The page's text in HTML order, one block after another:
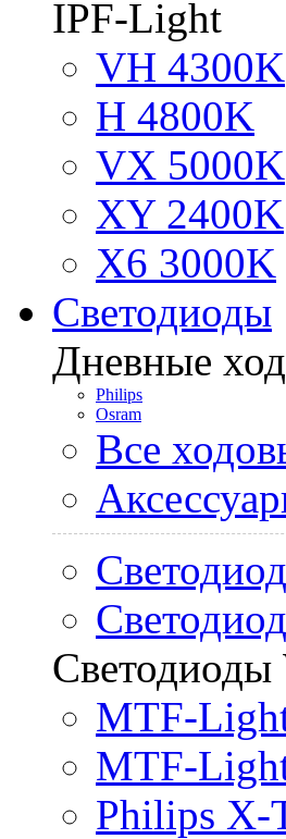
IPF-Light
VH 4300K
H 4800K
VX 5000K
XY 2400K
X6 3000K
Светодиоды
Дневные
Philips
Osram
Все
MTF-
MTF-
Philips X-